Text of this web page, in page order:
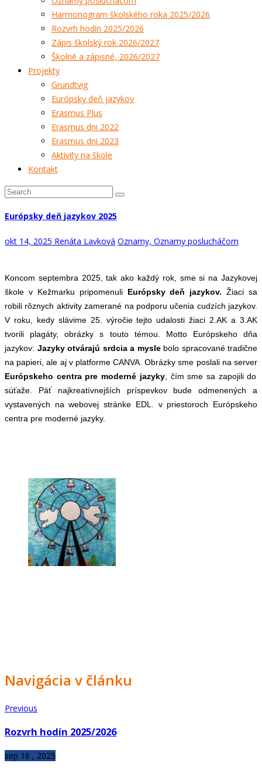
Harmonogram školského roka 2025/2026
Rozvrh hodín 2025/2026
Zápis školský rok 2026/2027
Školné a zápisné, 2026/2027
Projekty
Grundtvig
Európsky deň jazykov
Erasmus Plus
Erasmus dni 2022
Erasmus dni 2023
Aktivity na škole
Kontakt
Európsky deň jazykov 2025
okt 14, 2025 Renáta Lavková Oznamy, Oznamy poslucháčom
Koncom septembra 2025, tak ako každý rok, sme si na Jazykovej
škole v Kežmarku pripomenuli Európsky deň jazykov. Žiaci sa
robili rôznych aktivity zamerané na podporu učenia cudzích jazykov.
V roku, kedy slávime 25. výročie tejto udalosti žiaci 2.AK a 3.AK
tvorili plagáty, obrázky s touto témou. Motto Európskeho dňa
jazykov: Jazyky otvárajú srdcia a mysle bolo spracované tradične
na papieri, ale aj v platforme CANVA. Obrázky sme poslali na server
Európskeho centra pre moderné jazyky, čím sme sa zapojili do
súťaže. Päť najkreatívnejších príspevkov bude odmenených a
vystavených na webovej stránke EDL. v priestoroch Európskeho
centra pre moderné jazyky.
Navigácia v článku
Previous
Rozvrh hodín 2025/2026
sep 16 , 2025